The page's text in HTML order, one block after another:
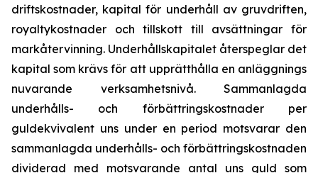
driftskostnader, kapital för underhåll av gruvdriften,
royaltykostnader och tillskott till avsättningar för
markåtervinning. Underhållskapitalet återspeglar det
kapital som krävs för att upprätthålla en anläggnings
nuvarande verksamhetsnivå. Sammanlagda
underhålls- och förbättringskostnader per
guldekvivalent uns under en period motsvarar den
sammanlagda underhålls- och förbättringskostnaden
dividerad med motsvarande antal uns guld som